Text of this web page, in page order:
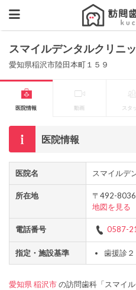
スマイルデンタルクリニ
愛知県稲沢市陸田本町１５９
医院情報 動画 スタ
医院情報
医院名 スマイルデ
所在地
〒492-
地図を見る
電話番号 0587-
指定・施設基準 歯援診２
愛知県 稲沢市の訪問歯科「スマイ